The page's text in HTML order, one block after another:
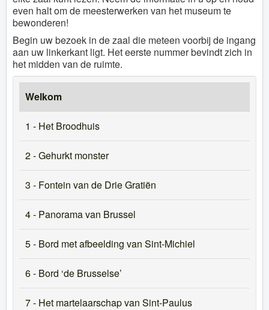
even halt om de meesterwerken van het museum te
bewonderen!
Begin uw bezoek in de zaal die meteen voorbij de ingang
aan uw linkerkant ligt. Het eerste nummer bevindt zich in
het midden van de ruimte.
Welkom
1 - Het Broodhuis
2 - Gehurkt monster
3 - Fontein van de Drie Gratiën
4 - Panorama van Brussel
5 - Bord met afbeelding van Sint-Michiel
6 - Bord ‘de Brusselse’
7 - Het martelaarschap van Sint-Paulus